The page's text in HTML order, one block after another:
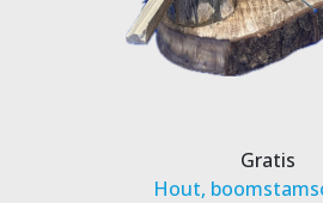
Gratis
Hout,